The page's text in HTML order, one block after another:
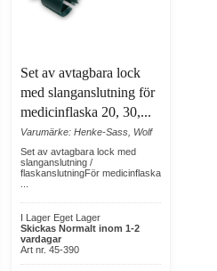
Set av avtagbara lock
med slanganslutning för
medicinflaska 20, 30,...
Varumärke: Henke-Sass, Wolf
Set av avtagbara lock med
slanganslutning /
flaskanslutningFör medicinflaska
I Lager Eget Lager
Skickas Normalt inom 1-2
vardagar
Art nr. 45-390